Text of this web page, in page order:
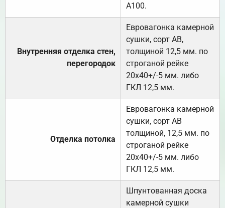
А100.
Внутренняя отделка стен,
перегородок
Евровагонка камерной
сушки, сорт АВ,
толщиной 12,5 мм. по
строганой рейке
20х40+/-5 мм. либо
ГКЛ 12,5 мм.
Отделка потолка
Евровагонка камерной
сушки, сорт АВ
толщиной, 12,5 мм. по
строганой рейке
20х40+/-5 мм. либо
ГКЛ 12,5 мм.
Шпунтованная доска
камерной сушки